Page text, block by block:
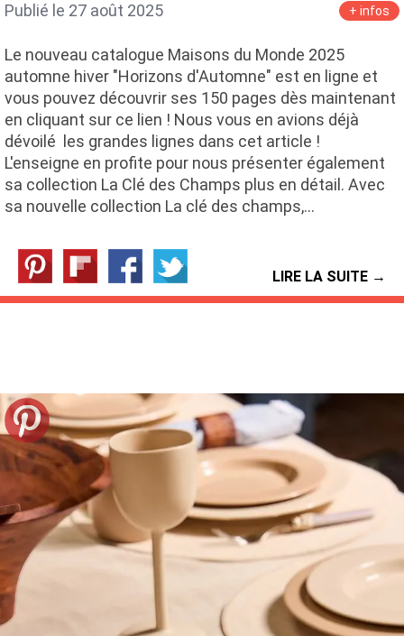
Publié le 27 août 2025 + infos
Le nouveau catalogue Maisons du Monde 2025
automne hiver "Horizons d'Automne" est en ligne et
vous pouvez découvrir ses 150 pages dès maintenant
en cliquant sur ce lien ! Nous vous en avions déjà
dévoilé les grandes lignes dans cet article !
L'enseigne en profite pour nous présenter également
sa collection La Clé des Champs plus en détail. Avec
sa nouvelle collection La clé des champs,…
LIRE LA SUITE →